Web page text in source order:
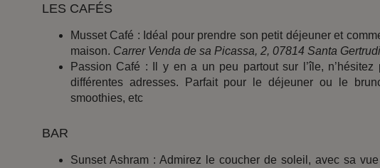
LES CAFÉS
Musset Café : Idéal pour prendre son petit déjeuner et
maison. Carrer Venda de sa Picassa, 2, 07814 Santa
Passion Café : Il y en a un peu partout sur l’île,
différentes adresses. Parfait pour le déjeuner ou le
smoothies, etc
BAR
Sunset Ashram : Admirez le coucher de soleil, avec sa